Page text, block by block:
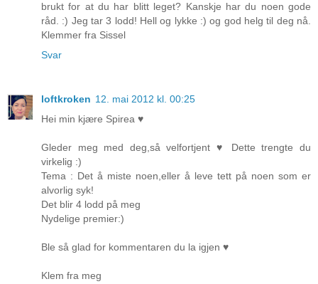
brukt for at du har blitt leget? Kanskje har du noen gode
råd. :) Jeg tar 3 lodd! Hell og lykke :) og god helg til deg nå.
Klemmer fra Sissel
Svar
loftkroken 12. mai 2012 kl. 00:25
Hei min kjære Spirea ♥
Gleder meg med deg,så velfortjent ♥ Dette trengte du
virkelig :)
Tema : Det å miste noen,eller å leve tett på noen som er
alvorlig syk!
Det blir 4 lodd på meg
Nydelige premier:)
Ble så glad for kommentaren du la igjen ♥
Klem fra meg